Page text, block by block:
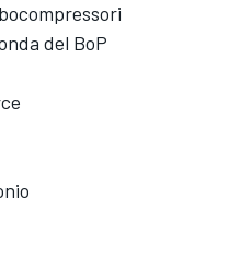
del BoP